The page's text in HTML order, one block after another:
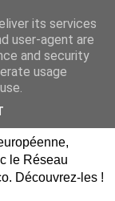
le Réseau
Découvrez-les !
its services
user-agent are
and security
usage